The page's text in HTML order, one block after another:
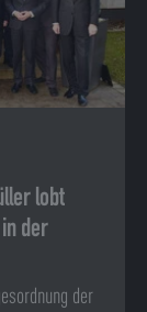
lobt
der
der